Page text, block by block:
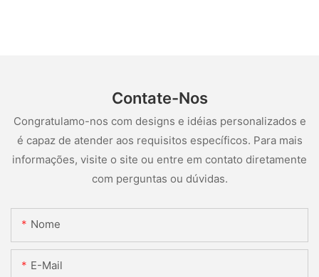
Contate-Nos
Congratulamo-nos com designs e idéias personalizados e
é capaz de atender aos requisitos específicos. Para mais
informações, visite o site ou entre em contato diretamente
com perguntas ou dúvidas.
Nome
E-Mail